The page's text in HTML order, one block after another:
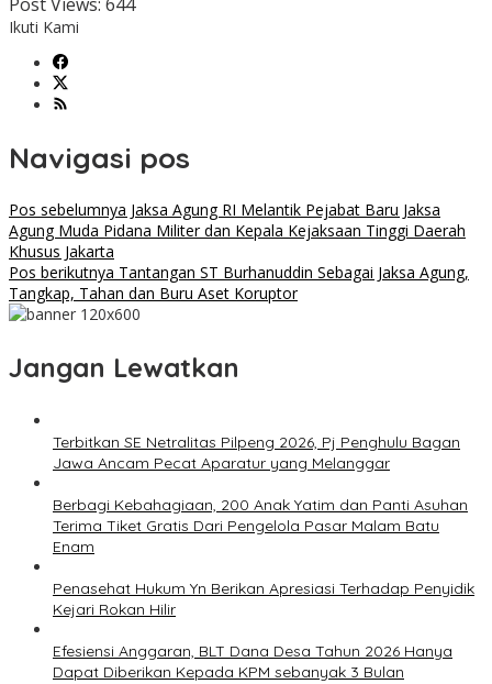
Ikuti Kami
Navigasi pos
Pos sebelumnya Jaksa Agung RI Melantik Pejabat Baru Jaksa
Agung Muda Pidana Militer dan Kepala Kejaksaan Tinggi Daerah
Khusus Jakarta
Pos berikutnya Tantangan ST Burhanuddin Sebagai Jaksa Agung,
Tangkap, Tahan dan Buru Aset Koruptor
Jangan Lewatkan
Terbitkan SE Netralitas Pilpeng 2026, Pj Penghulu Bagan
Jawa Ancam Pecat Aparatur yang Melanggar
Berbagi Kebahagiaan, 200 Anak Yatim dan Panti Asuhan
Terima Tiket Gratis Dari Pengelola Pasar Malam Batu
Enam
Penasehat Hukum Yn Berikan Apresiasi Terhadap Penyidik
Kejari Rokan Hilir
Efesiensi Anggaran, BLT Dana Desa Tahun 2026 Hanya
Dapat Diberikan Kepada KPM sebanyak 3 Bulan